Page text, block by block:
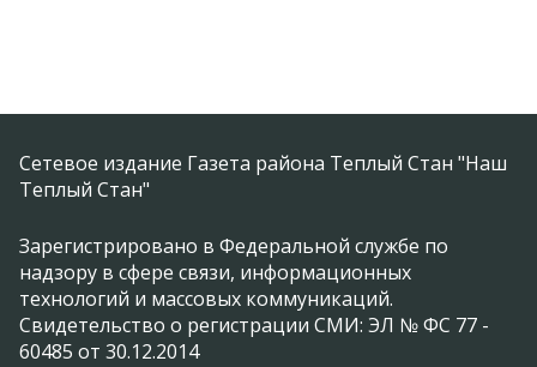
Сетевое издание Газета района Теплый Стан "Наш
Теплый Стан"
Зарегистрировано в Федеральной службе по
надзору в сфере связи, информационных
технологий и массовых коммуникаций.
Свидетельство о регистрации СМИ: ЭЛ № ФС 77 -
60485 от 30.12.2014